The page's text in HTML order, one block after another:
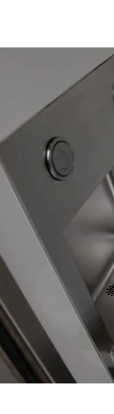
wahrheit
verlag
verlag
veranstaltungen
fragen & hilfe
unterstützen
abo
genossenschaft